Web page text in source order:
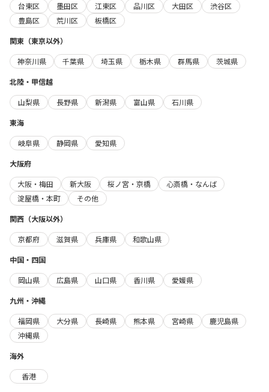
台東区
墨田区 江東区 品川区 大田区
渋谷区
豊島区
荒川区
板橋区
関東（東京以外）
神奈川県
千葉県 埼玉県 栃木県 群馬県
茨城県
北陸・甲信越
山梨県
長野県 新潟県 富山県
石川県
東海
岐阜県
静岡県
愛知県
大阪府
大阪・梅田
新大阪 桜ノ宮・京橋
心斎橋・なんば
淀屋橋・本町
その他
関西（大阪以外）
京都府
滋賀県 兵庫県
和歌山県
中国・四国
岡山県
広島県 山口県 香川県
愛媛県
九州・沖縄
福岡県
大分県 長崎県 熊本県 宮崎県
鹿児島県
沖縄県
海外
香港